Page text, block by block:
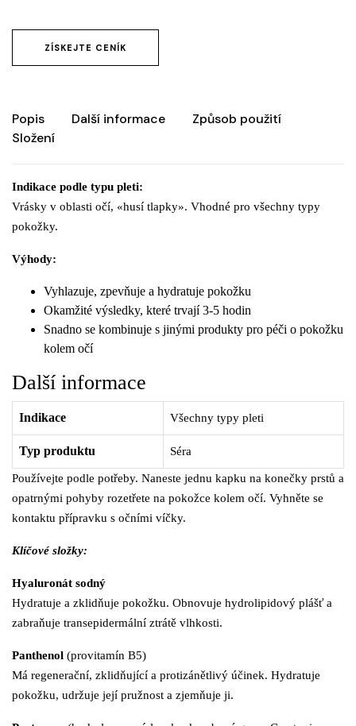
ZÍSKEJTE CENÍK
Popis Další informace
Způsob použití
Složení
Indikace podle typu pleti:
Vrásky v oblasti očí, «husí tlapky». Vhodné pro všechny typy
pokožky.
Výhody:
Vyhlazuje, zpevňuje a hydratuje pokožku
Okamžité výsledky, které trvají 3-5 hodin
Snadno se kombinuje s jinými produkty pro péči o pokožku
kolem očí
Další informace
Indikace Všechny typy pleti
Typ produktu Séra
Používejte podle potřeby. Naneste jednu kapku na konečky prstů a
opatrnými pohyby rozetřete na pokožce kolem očí. Vyhněte se
kontaktu přípravku s očními víčky.
Klíčové složky:
Hyaluronát sodný
Hydratuje a zklidňuje pokožku. Obnovuje hydrolipidový plášť a
zabraňuje transepidermální ztrátě vlhkosti.
Panthenol (provitamín B5)
Má regenerační, zklidňující a protizánětlivý účinek. Hydratuje
pokožku, udržuje její pružnost a zjemňuje ji.